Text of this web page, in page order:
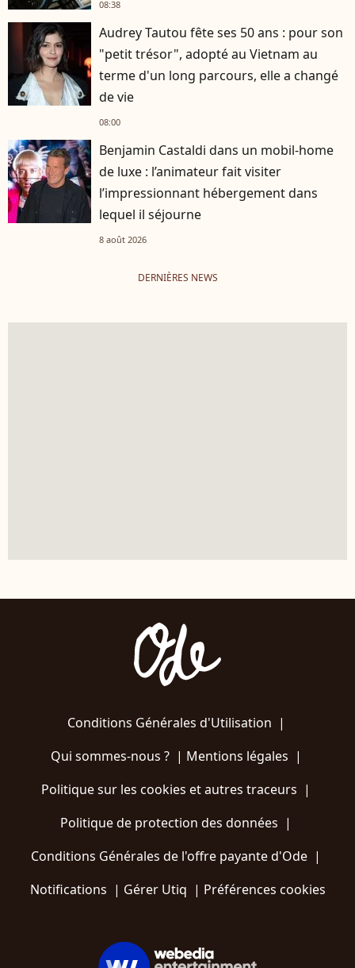
08:38
Audrey Tautou fête ses 50 ans : pour son
"petit trésor", adopté au Vietnam au
terme d'un long parcours, elle a changé
de vie
08:00
Benjamin Castaldi dans un mobil-home
de luxe : l’animateur fait visiter
l’impressionnant hébergement dans
lequel il séjourne
8 août 2026
DERNIÈRES NEWS
Conditions Générales d'Utilisation |
Qui sommes-nous ?| Mentions légales |
Politique sur les cookies et autres traceurs |
Politique de protection des données |
Conditions Générales de l'offre payante d'Ode |
Notifications | Gérer Utiq | Préférences cookies